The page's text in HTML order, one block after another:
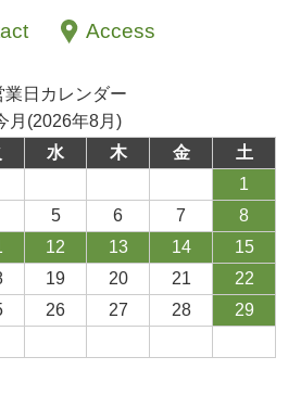
Access
業日カレンダー
月(2026年8月)
水 木 金
土
1
5 6 7
8
12 13 14
15
19 20 21
22
26 27 28
29